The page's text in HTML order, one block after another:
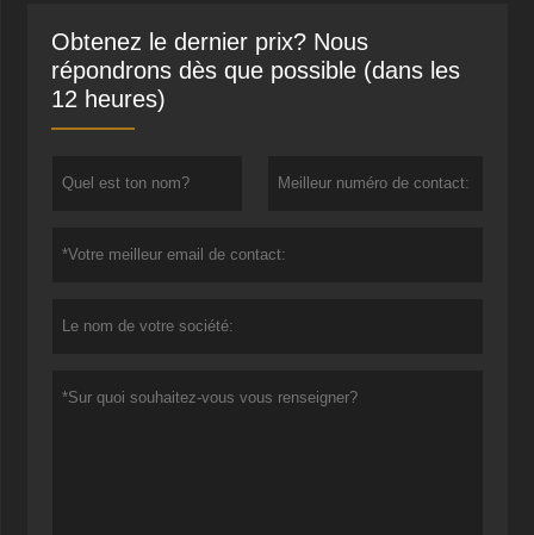
Obtenez le dernier prix? Nous
répondrons dès que possible (dans les
12 heures)